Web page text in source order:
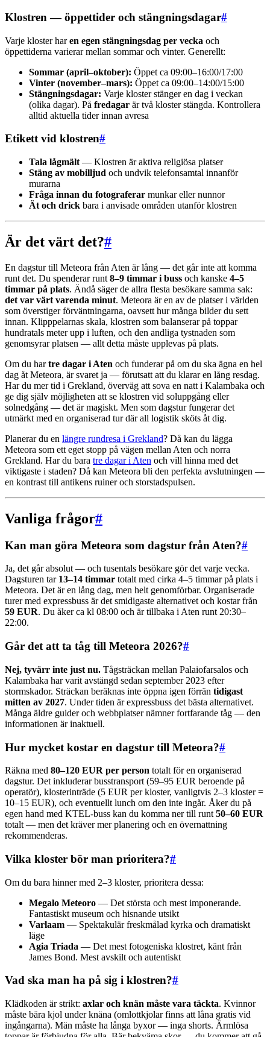
Klostren — öppettider och stängningsdagar#
Varje kloster haren egen stängningsdag per vecka och
öppettiderna varierar mellan sommar och vinter. Generellt:
Sommar (april–oktober): Öppet ca 09:00–16:00/17:00
Vinter (november–mars): Öppet ca 09:00–14:00/15:00
Stängningsdagar: Varje kloster stänger en dag i veckan
(olika dagar). På fredagar är två kloster stängda. Kontrollera
alltid aktuella tider innan avresa
Etikett vid klostren#
Tala lågmält — Klostren är aktiva religiösa platser
Stäng av mobilljud och undvik telefonsamtal innanför
murarna
Fråga innan du fotograferar munkar eller nunnor
Ät och drick bara i anvisade områden utanför klostren
Är det värt det?#
En dagstur till Meteora från Aten är lång — det går inte att komma
runt det. Du spenderar runt 8–9 timmar i buss och kanske 4–5
timmar på plats. Ändå säger de allra flesta besökare samma sak:
det var värt varenda minut. Meteora är en av de platser i världen
som överstiger förväntningarna, oavsett hur många bilder du sett
innan. Klipppelarnas skala, klostren som balanserar på toppar
hundratals meter upp i luften, och den andliga tystnaden som
genomsyrar platsen — allt detta måste upplevas på plats.
Om du hartre dagar i Aten och funderar på om du ska ägna en hel
dag åt Meteora, är svaret ja — förutsatt att du klarar en lång resdag.
Har du mer tid i Grekland, överväg att sova en natt i Kalambaka och
ge dig själv möjligheten att se klostren vid soluppgång eller
solnedgång — det är magiskt. Men som dagstur fungerar det
utmärkt med en organiserad tur där all logistik sköts åt dig.
Planerar du en längre rundresa i Grekland? Då kan du lägga
Meteora som ett eget stopp på vägen mellan Aten och norra
Grekland. Har du bara tre dagar i Aten och vill hinna med det
viktigaste i staden? Då kan Meteora bli den perfekta avslutningen —
en kontrast till antikens ruiner och storstadspulsen.
Vanliga frågor#
Kan man göra Meteora som dagstur från Aten?#
Ja, det går absolut — och tusentals besökare gör det varje vecka.
Dagsturen tar 13–14 timmar totalt med cirka 4–5 timmar på plats i
Meteora. Det är en lång dag, men helt genomförbar. Organiserade
turer med expressbuss är det smidigaste alternativet och kostar från
59 EUR. Du åker ca kl 08:00 och är tillbaka i Aten runt 20:30–
22:00.
Går det att ta tåg till Meteora 2026?#
Nej, tyvärr inte just nu. Tågsträckan mellan Palaiofarsalos och
Kalambaka har varit avstängd sedan september 2023 efter
stormskador. Sträckan beräknas inte öppna igen förrän tidigast
mitten av 2027. Under tiden är expressbuss det bästa alternativet.
Många äldre guider och webbplatser nämner fortfarande tåg — den
informationen är inaktuell.
Hur mycket kostar en dagstur till Meteora?#
Räkna med 80–120 EUR per person totalt för en organiserad
dagstur. Det inkluderar busstransport (59–95 EUR beroende på
operatör), klosterinträde (5 EUR per kloster, vanligtvis 2–3 kloster =
10–15 EUR), och eventuellt lunch om den inte ingår. Åker du på
egen hand med KTEL-buss kan du komma ner till runt 50–60 EUR
totalt — men det kräver mer planering och en övernattning
rekommenderas.
Vilka kloster bör man prioritera?#
Om du bara hinner med 2–3 kloster, prioritera dessa:
Megalo Meteoro — Det största och mest imponerande.
Fantastiskt museum och hisnande utsikt
Varlaam — Spektakulär freskmålad kyrka och dramatiskt
läge
Agia Triada — Det mest fotogeniska klostret, känt från
James Bond. Mest avskilt och autentiskt
Vad ska man ha på sig i klostren?#
Klädkoden är strikt: axlar och knän måste vara täckta. Kvinnor
måste bära kjol under knäna (omlottkjolar finns att låna gratis vid
ingångarna). Män måste ha långa byxor — inga shorts. Ärmlösa